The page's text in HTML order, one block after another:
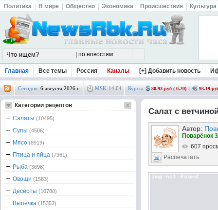
Политика В мире Общество Экономика Происшествия Культура
Главная Все темы Россия Каналы [+] Добавить новость
Сегодня: 6 августа 2026 г. MSK 14:04 Курсы: 80.93 руб (-0.20) 93.19
Салат с
Автор:
Поварёнок
607
Распечатать
Категории рецептов
Салаты (10495)
Супы (4506)
Мясо (8919)
Птица и яйца (7361)
Рыба (3698)
Овощи (1583)
Десерты (10780)
Выпечка (15352)